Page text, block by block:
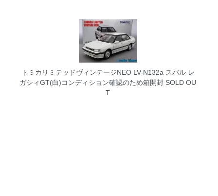
トミカリミテッドヴィンテージNEO LV-N132a スバル レ
ガシィGT(白)コンディション確認のため箱開封 SOLD OU
T